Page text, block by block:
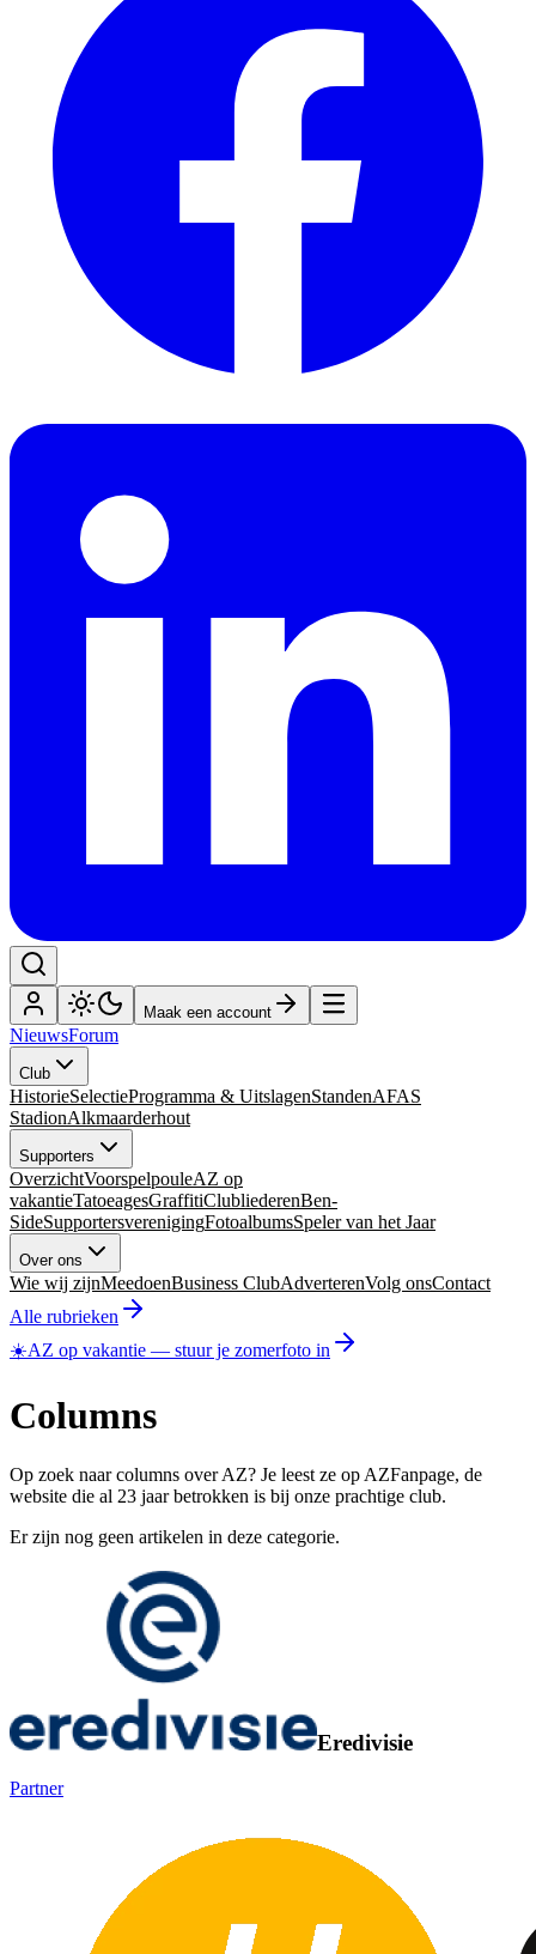
Maak een account
NieuwsForum
Club
HistorieSelectieProgramma & UitslagenStandenAFAS
StadionAlkmaarderhout
Supporters
OverzichtVoorspelpouleAZ op
vakantieTatoeagesGraffitiClubliederenBen-
SideSupportersverenigingFotoalbumsSpeler van het Jaar
Over ons
Wie wij zijnMeedoenBusiness ClubAdverterenVolg onsContact
Alle rubrieken
☀️AZ op vakantie — stuur je zomerfoto in
Columns
Op zoek naar columns over AZ? Je leest ze op AZFanpage, de
website die al 23 jaar betrokken is bij onze prachtige club.
Er zijn nog geen artikelen in deze categorie.
Eredivisie
Partner